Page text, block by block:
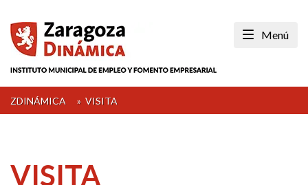
content
Menú
ZDINÁMICA » VISITA
VISITA